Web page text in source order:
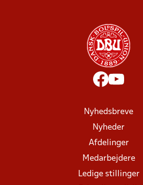
Nyhedsbreve
Nyheder
Afdelinger
Medarbejdere
Ledige stillinger